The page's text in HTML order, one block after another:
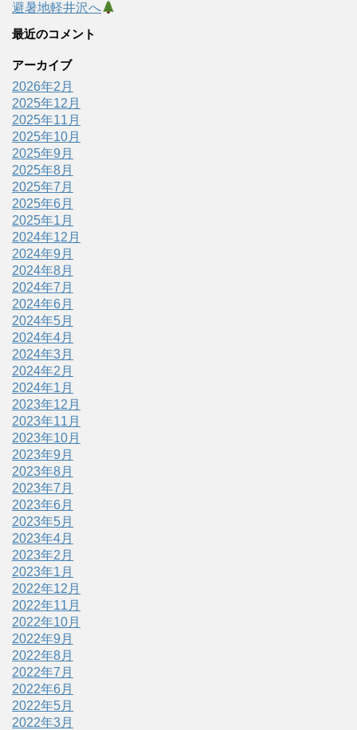
避暑地軽井沢へ
最近のコメント
アーカイブ
2026年2月
2025年12月
2025年11月
2025年10月
2025年9月
2025年8月
2025年7月
2025年6月
2025年1月
2024年12月
2024年9月
2024年8月
2024年7月
2024年6月
2024年5月
2024年4月
2024年3月
2024年2月
2024年1月
2023年12月
2023年11月
2023年10月
2023年9月
2023年8月
2023年7月
2023年6月
2023年5月
2023年4月
2023年2月
2023年1月
2022年12月
2022年11月
2022年10月
2022年9月
2022年8月
2022年7月
2022年6月
2022年5月
2022年3月